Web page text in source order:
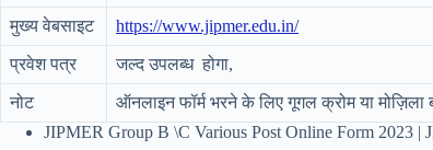
मुख्य वेबसाइट https://www.jipmer.edu.in/
प्रवेश पत्र जल्द उपलब्ध होगा,
नोट
ऑनलाइन फॉर्म भरने के लिए गूगल क्रोम या मोज़िला
JIPMER Group B \C Various Post Online Form 2023 |